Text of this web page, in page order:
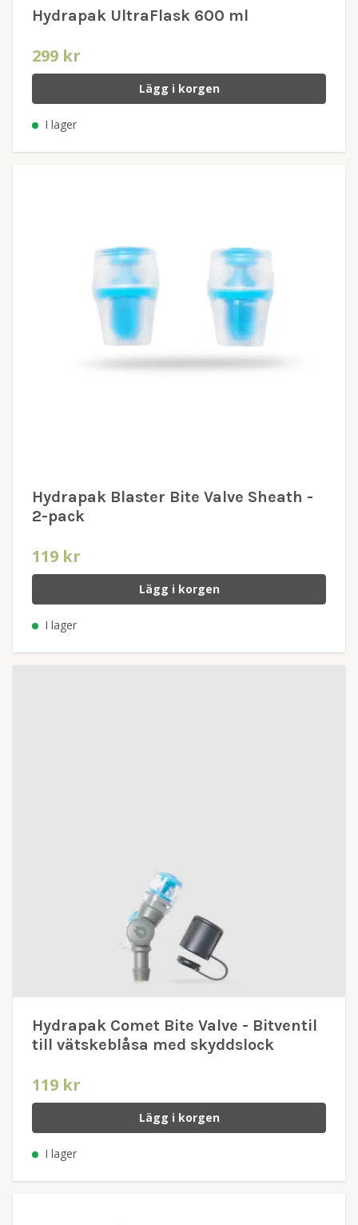
Hydrapak UltraFlask 600 ml
299 kr
Lägg i korgen
I lager
Hydrapak Blaster Bite Valve Sheath -
2-pack
119 kr
Lägg i korgen
I lager
Hydrapak Comet Bite Valve - Bitventil
till vätskeblåsa med skyddslock
119 kr
Lägg i korgen
I lager